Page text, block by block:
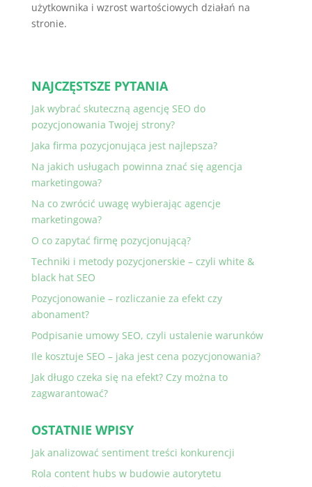
użytkownika i wzrost wartościowych działań na
stronie.
NAJCZĘSTSZE PYTANIA
Jak wybrać skuteczną agencję SEO do
pozycjonowania Twojej strony?
Jaka firma pozycjonująca jest najlepsza?
Na jakich usługach powinna znać się agencja
marketingowa?
Na co zwrócić uwagę wybierając agencje
marketingowa?
O co zapytać firmę pozycjonującą?
Techniki i metody pozycjonerskie – czyli white &
black hat SEO
Pozycjonowanie – rozliczanie za efekt czy
abonament?
Podpisanie umowy SEO, czyli ustalenie warunków
Ile kosztuje SEO – jaka jest cena pozycjonowania?
Jak długo czeka się na efekt? Czy można to
zagwarantować?
OSTATNIE WPISY
Jak analizować sentiment treści konkurencji
Rola content hubs w budowie autorytetu